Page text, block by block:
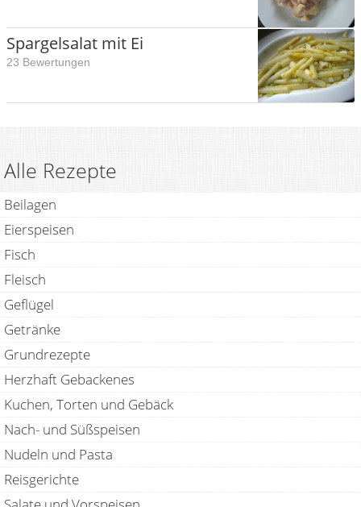
Spargelsalat mit Ei
23 Bewertungen
Alle Rezepte
Beilagen
Eierspeisen
Fisch
Fleisch
Geflügel
Getränke
Grundrezepte
Herzhaft Gebackenes
Kuchen, Torten und Gebäck
Nach- und Süßspeisen
Nudeln und Pasta
Reisgerichte